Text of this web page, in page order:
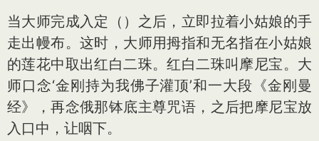
当大师完成入定（）之后，立即拉着小姑娘的手
走出幔布。这时，大师用拇指和无名指在小姑娘
的莲花中取出红白二珠。红白二珠叫摩尼宝。大
师口念‘金刚持为我佛子灌顶’和一大段《金刚曼
经》，再念俄那钵底主尊咒语，之后把摩尼宝放
入口中，让咽下。